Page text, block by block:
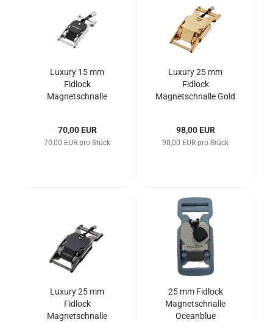
Luxury 15 mm
Fidlock
Magnetschnalle
70,00 EUR
70,00 EUR pro Stück
Luxury 25 mm
Fidlock
Magnetschnalle Gold
98,00 EUR
98,00 EUR pro Stück
Luxury 25 mm
Fidlock
Magnetschnalle
25 mm Fidlock
Magnetschnalle
Oceanblue